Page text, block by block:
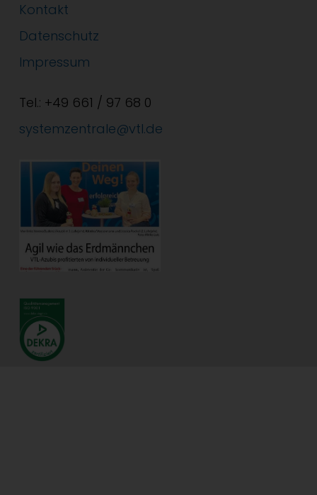
Kontakt
Datenschutz
Impressum
Tel.: +49 661 / 97 68 0
systemzentrale@vtl.de